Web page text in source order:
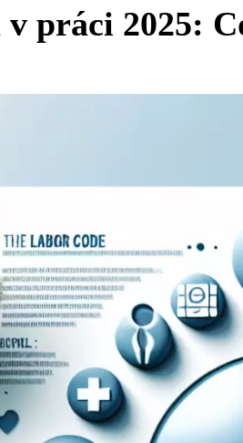
v práci 2025: